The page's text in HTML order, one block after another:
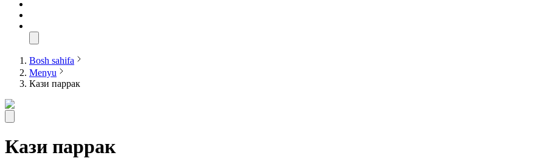
Bosh sahifa
Menyu
Кази паррак
Кази паррак